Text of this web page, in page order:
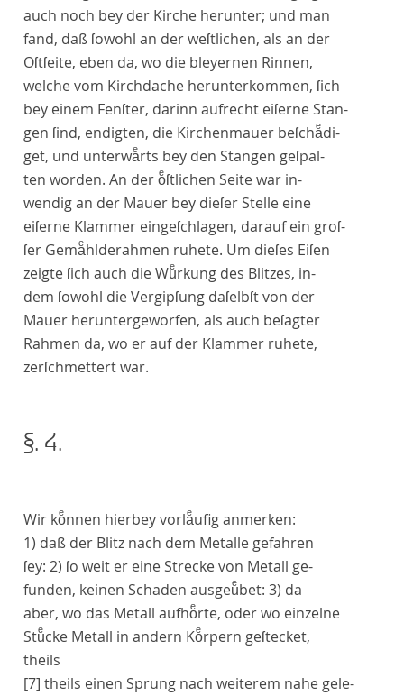
auch noch bey der Kirche herunter; und man
fand, daß ſowohl an der weſtlichen, als an der
Oſtſeite, eben da, wo die bleyernen Rinnen,
welche vom Kirchdache herunterkommen, ſich
bey einem Fenſter, darinn aufrecht eiſerne Stan-
gen ſind, endigten, die Kirchenmauer beſchaͤdi-
get, und unterwaͤrts bey den Stangen geſpal-
ten worden. An der oͤſtlichen Seite war in-
wendig an der Mauer bey dieſer Stelle eine
eiſerne Klammer eingeſchlagen, darauf ein groſ-
ſer Gemaͤhlderahmen ruhete. Um dieſes Eiſen
zeigte ſich auch die Wuͤrkung des Blitzes, in-
dem ſowohl die Vergipſung daſelbſt von der
Mauer heruntergeworfen, als auch beſagter
Rahmen da, wo er auf der Klammer ruhete,
zerſchmettert war.
§. 4.
Wir koͤnnen hierbey vorlaͤufig anmerken:
1) daß der Blitz nach dem Metalle gefahren
ſey: 2) ſo weit er eine Strecke von Metall ge-
funden, keinen Schaden ausgeuͤbet: 3) da
aber, wo das Metall aufhoͤrte, oder wo einzelne
Stuͤcke Metall in andern Koͤrpern geſtecket,
theils
[7] theils einen Sprung nach weiterem nahe gele-